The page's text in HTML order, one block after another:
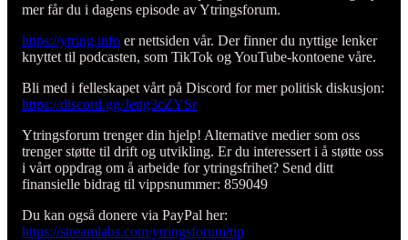
mer får du i dagens episode av Ytringsforum.
https://ytring.info er nettsiden vår. Der finner du nyttige lenker
knyttet til podcasten, som TikTok og YouTube-kontoene våre.
Bli med i felleskapet vårt på Discord for mer politisk diskusjon:
https://discord.gg/Jeng3cZYSr
Ytringsforum trenger din hjelp! Alternative medier som oss
trenger støtte til drift og utvikling. Er du interessert i å støtte oss
i vårt oppdrag om å arbeide for ytringsfrihet? Send ditt
finansielle bidrag til vippsnummer: 859049
Du kan også donere via PayPal her:
https://streamlabs.com/ytringsforum/tip